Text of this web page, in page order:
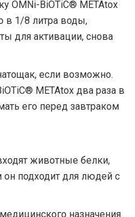
OMNi-BiOTiC® METAtox
в 1/8 литра воды,
для активации, снова
если возможно.
METAtox два раза в
его перед завтраком
животные белки,
он подходит для людей с
назначения